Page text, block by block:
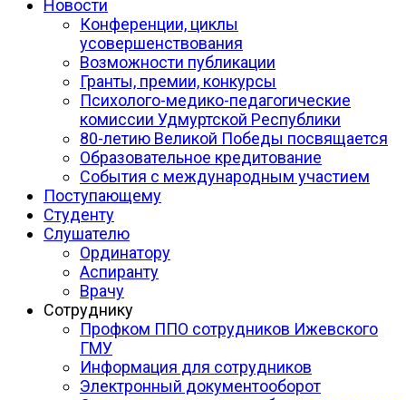
Новости
Конференции, циклы
усовершенствования
Возможности публикации
Гранты, премии, конкурсы
Психолого-медико-педагогические
комиссии Удмуртской Республики
80-летию Великой Победы посвящается
Образовательное кредитование
События с международным участием
Поступающему
Студенту
Слушателю
Ординатору
Аспиранту
Врачу
Сотруднику
Профком ППО сотрудников Ижевского
ГМУ
Информация для сотрудников
Электронный документооборот